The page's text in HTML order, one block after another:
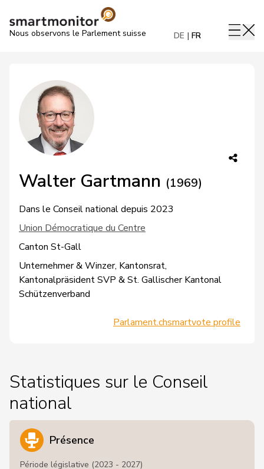
Nous observons le Parlement suisse DE FR
Walter Gartmann (1969)
Dans le Conseil national depuis 2023
Union Démocratique du Centre
Canton St-Gall
Unternehmer & Winzer, Kantonsrat,
Kantonalpräsident SVP & St. Gallischer Kantonal
Schützenverband
Parlament.chsmartvote profile
Statistiques sur le Conseil
national
Présence
Période législative (2023 - 2027)